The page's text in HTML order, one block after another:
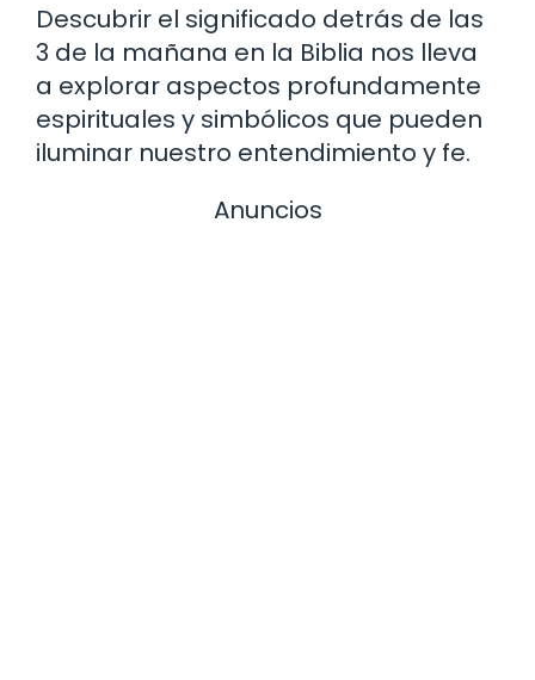
Descubrir el significado detrás de las
3 de la mañana en la Biblia nos lleva
a explorar aspectos profundamente
espirituales y simbólicos que pueden
iluminar nuestro entendimiento y fe.
Anuncios